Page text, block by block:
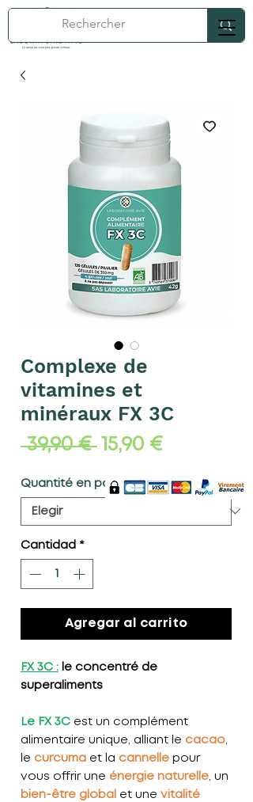
Complexe de
vitamines et
minéraux FX 3C
39,90 € Precio
15,90 €Precio
oferta
Quantité en pot
Cantidad *
Agregar al carrito
FX 3C : le concentré de
superaliments
Le FX 3C est un complément
alimentaire unique, alliant le cacao,
le curcuma et la cannelle pour
vous offrir une énergie naturelle, un
bien-être global et une vitalité